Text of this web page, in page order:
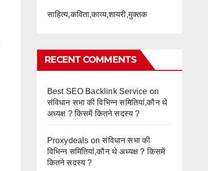
साहित्य,कविता,काव्य,शायरी,मुक्तक
RECENT COMMENTS
Best SEO Backlink Service on
संविधान सभा की विभिन्न समितियां,कौन थे
अध्यक्ष ? किसमें कितने सदस्य ?
Proxydeals onसंविधान सभा की
विभिन्न समितियां,कौन थे अध्यक्ष ? किसमें
कितने सदस्य ?